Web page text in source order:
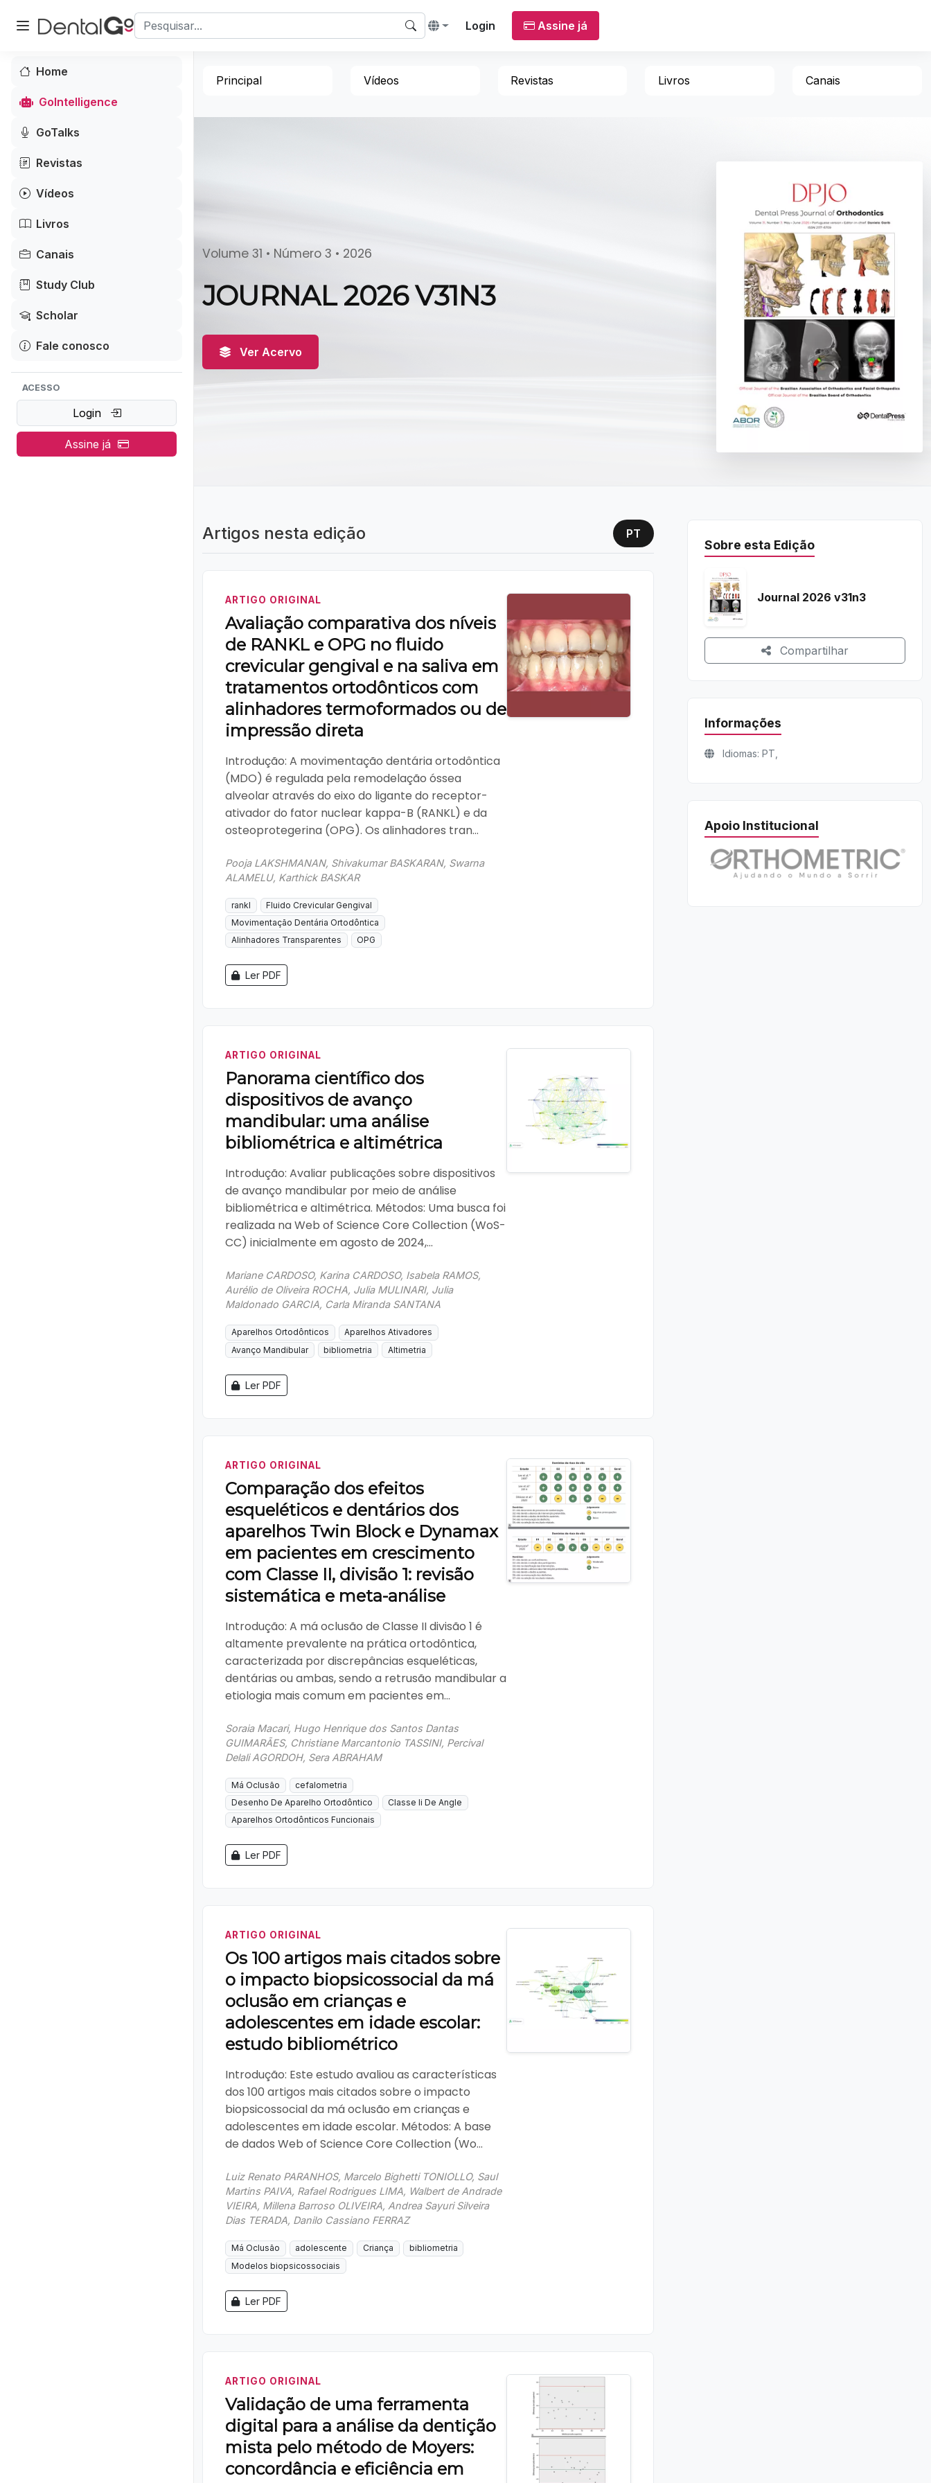
Home
GoIntelligence
GoTalks
Revistas
Vídeos
Livros
Canais
Study Club
Scholar
Fale conosco
ACESSO
Login
Assine já
Login Assine já
Principal Vídeos Revistas Livros Canais
Volume 31 • Número 3 • 2026
JOURNAL 2026 V31N3
Ver Acervo
Artigos nesta edição PT
ARTIGO ORIGINAL
Avaliação comparativa dos níveis
de RANKL e OPG no fluido
crevicular gengival e na saliva em
tratamentos ortodônticos com
alinhadores termoformados ou de
impressão direta
Introdução: A movimentação dentária ortodôntica
(MDO) é regulada pela remodelação óssea
alveolar através do eixo do ligante do receptor-
ativador do fator nuclear kappa-B (RANKL) e da
osteoprotegerina (OPG). Os alinhadores tran...
Pooja LAKSHMANAN, Shivakumar BASKARAN, Swarna
ALAMELU, Karthick BASKAR
rankl
Fluido Crevicular Gengival
Movimentação Dentária Ortodôntica
Alinhadores Transparentes
OPG
Ler PDF
ARTIGO ORIGINAL
Panorama científico dos
dispositivos de avanço
mandibular: uma análise
bibliométrica e altimétrica
Introdução: Avaliar publicações sobre dispositivos
de avanço mandibular por meio de análise
bibliométrica e altimétrica. Métodos: Uma busca foi
realizada na Web of Science Core Collection (WoS-
CC) inicialmente em agosto de 2024,...
Mariane CARDOSO, Karina CARDOSO, Isabela RAMOS,
Aurélio de Oliveira ROCHA, Julia MULINARI, Julia
Maldonado GARCIA, Carla Miranda SANTANA
Aparelhos Ortodônticos
Aparelhos Ativadores
Avanço Mandibular
bibliometria Altimetria
Ler PDF
ARTIGO ORIGINAL
Comparação dos efeitos
esqueléticos e dentários dos
aparelhos Twin Block e Dynamax
em pacientes em crescimento
com Classe II, divisão 1: revisão
sistemática e meta-análise
Introdução: A má oclusão de Classe II divisão 1 é
altamente prevalente na prática ortodôntica,
caracterizada por discrepâncias esqueléticas,
dentárias ou ambas, sendo a retrusão mandibular a
etiologia mais comum em pacientes em...
Soraia Macari, Hugo Henrique dos Santos Dantas
GUIMARÃES, Christiane Marcantonio TASSINI, Percival
Delali AGORDOH, Sera ABRAHAM
Má Oclusão
cefalometria
Desenho De Aparelho Ortodôntico
Classe Ii De Angle
Aparelhos Ortodônticos Funcionais
Ler PDF
ARTIGO ORIGINAL
Os 100 artigos mais citados sobre
o impacto biopsicossocial da má
oclusão em crianças e
adolescentes em idade escolar:
estudo bibliométrico
Introdução: Este estudo avaliou as características
dos 100 artigos mais citados sobre o impacto
biopsicossocial da má oclusão em crianças e
adolescentes em idade escolar. Métodos: A base
de dados Web of Science Core Collection (Wo...
Luiz Renato PARANHOS, Marcelo Bighetti TONIOLLO, Saul
Martins PAIVA, Rafael Rodrigues LIMA, Walbert de Andrade
VIEIRA, Millena Barroso OLIVEIRA, Andrea Sayuri Silveira
Dias TERADA, Danilo Cassiano FERRAZ
Má Oclusão adolescente Criança
bibliometria
Modelos biopsicossociais
Ler PDF
ARTIGO ORIGINAL
Validação de uma ferramenta
digital para a análise da dentição
mista pelo método de Moyers:
concordância e eficiência em
Sobre esta Edição
Journal 2026 v31n3
Compartilhar
Informações
Idiomas: PT,
Apoio Institucional